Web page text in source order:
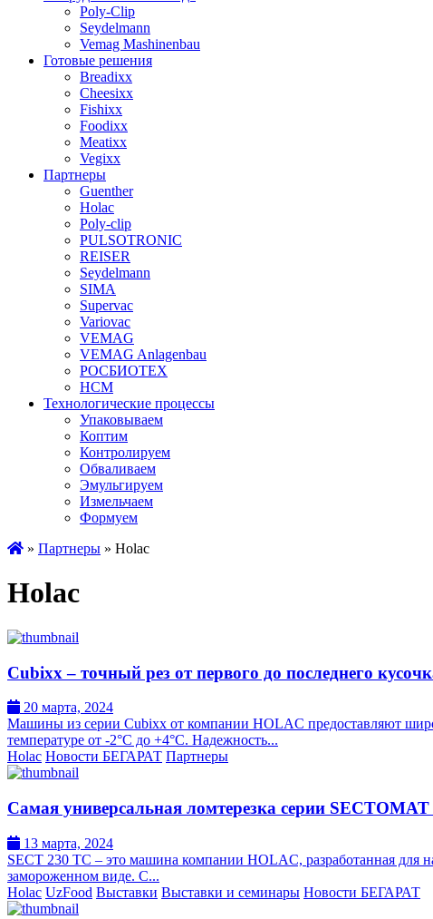
Poly-Clip
Seydelmann
Vemag Mashinenbau
Готовые решения
Breadixx
Cheesixx
Fishixx
Foodixx
Meatixx
Vegixx
Партнеры
Guenther
Holac
Poly-clip
PULSOTRONIC
REISER
Seydelmann
SIMA
Supervac
Variovac
VEMAG
VEMAG Anlagenbau
РОСБИОТЕХ
НСМ
Технологические процессы
Упаковываем
Коптим
Контролируем
Обваливаем
Эмульгируем
Измельчаем
Формуем
» Партнеры » Holac
Holac
Cubixx – точный рез от первого до последнего
20 марта, 2024
Машины из серии Cubixx от компании HOLAC предоставляют
температуре от -2°C до +4°C. Надежность...
Holac Новости БЕГАРАТ Партнеры
Самая универсальная ломтерезка серии
13 марта, 2024
SECT 230 TC – это машина компании HOLAC, разработанная для
замороженном виде. С...
Holac UzFood Выставки Выставки и семинары Новости БЕГАРАТ